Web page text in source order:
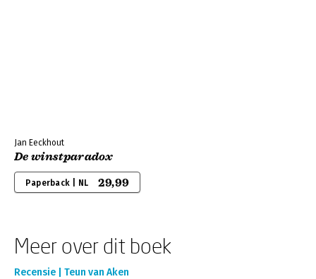
Jan Eeckhout
De winstparadox
Paperback | NL 29,99
Meer over dit boek
Recensie | Teun van Aken